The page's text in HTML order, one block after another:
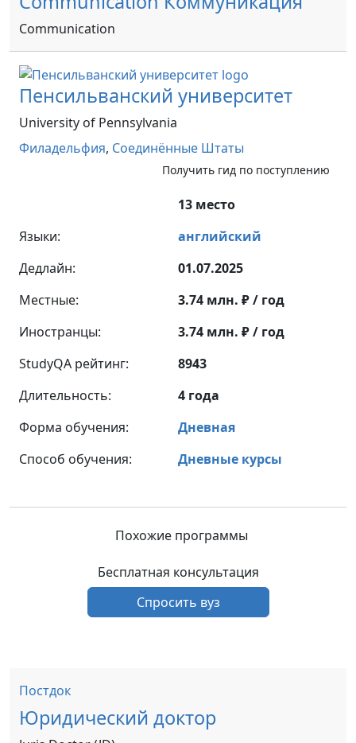
Communication
Пенсильванский университет
University of Pennsylvania
Филадельфия, Соединённые Штаты
Получить гид по поступлению
13 место
Языки:
английский
Дедлайн:
01.07.2025
Местные:
3.74 млн. ₽ / год
Иностранцы:
3.74 млн. ₽ / год
StudyQA рейтинг:
8943
Длительность:
4 года
Форма обучения:
Дневная
Способ обучения:
Дневные курсы
Похожие программы
Бесплатная консультация
Спросить вуз
Постдок
Юридический доктор